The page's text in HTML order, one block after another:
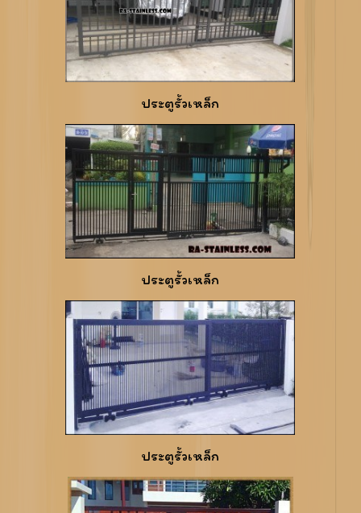
ประตูรั้วเหล็ก
ประตูรั้วเหล็ก
ประตูรั้วเหล็ก